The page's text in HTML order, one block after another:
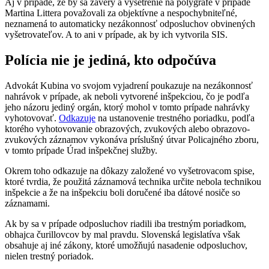
Martina Littera považovali za objektívne a nespochybniteľné,
neznamená to automaticky nezákonnosť odposluchov obvinených
vyšetrovateľov. A to ani v prípade, ak by ich vytvorila SIS.
Polícia nie je jediná, kto odpočúva
Advokát Kubina vo svojom vyjadrení poukazuje na nezákonnosť
nahrávok v prípade, ak neboli vytvorené inšpekciou, čo je podľa
jeho názoru jediný orgán, ktorý mohol v tomto prípade nahrávky
vyhotovovať. Odkazuje na ustanovenie trestného poriadku, podľa
ktorého vyhotovovanie obrazových, zvukových alebo obrazovo-
zvukových záznamov vykonáva príslušný útvar Policajného zboru,
v tomto prípade Úrad inšpekčnej služby.
Okrem toho odkazuje na dôkazy založené vo vyšetrovacom spise,
ktoré tvrdia, že použitá záznamová technika určite nebola technikou
inšpekcie a že na inšpekciu boli doručené iba dátové nosiče so
záznamami.
Ak by sa v prípade odposluchov riadili iba trestným poriadkom,
obhajca čurillovcov by mal pravdu. Slovenská legislatíva však
obsahuje aj iné zákony, ktoré umožňujú nasadenie odposluchov,
nielen trestný poriadok.